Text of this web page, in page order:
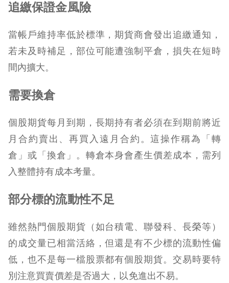
追繳保證金風險
當帳戶維持率低於標準，期貨商會發出追繳通知，
若未及時補足，部位可能遭強制平倉，損失在短時
間內擴大。
需要換倉
個股期貨每月到期，長期持有者必須在到期前將近
月合約賣出、再買入遠月合約。這操作稱為「轉
倉」或「換倉」。轉倉本身會產生價差成本，需列
入整體持有成本考量。
部分標的流動性不足
雖然熱門個股期貨（如台積電、聯發科、長榮等）
的成交量已相當活絡，但還是有不少標的流動性偏
低，也不是每一檔股票都有個股期貨。交易時要特
別注意買賣價差是否過大，以免進出不易。